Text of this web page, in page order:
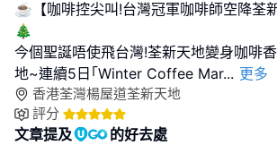
☕️【咖啡控尖叫!台灣冠軍咖啡師空降荃
🎄
今個聖誕唔使飛台灣!荃新天地變身咖啡
地~連續5日｢Winter Coffee Mar... 更多
香港荃灣楊屋道荃新天地
評分
文章提及 的好去處